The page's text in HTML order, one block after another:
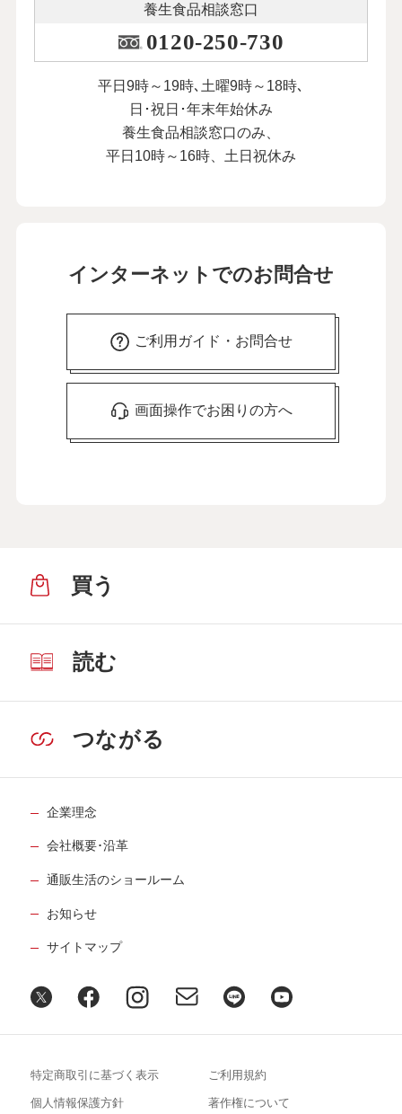
養生食品相談窓口
0120-250-730
平日9時～19時､土曜9時～18時､
日･祝日･年末年始休み
養生食品相談窓口のみ、
平日10時～16時、土日祝休み
インターネットでのお問合せ
ご利用ガイド・お問合せ
画面操作でお困りの方へ
買う
読む
つながる
企業理念
会社概要･沿革
通販生活のショールーム
お知らせ
サイトマップ
特定商取引に基づく表示 ご利用規約
個人情報保護方針 著作権について